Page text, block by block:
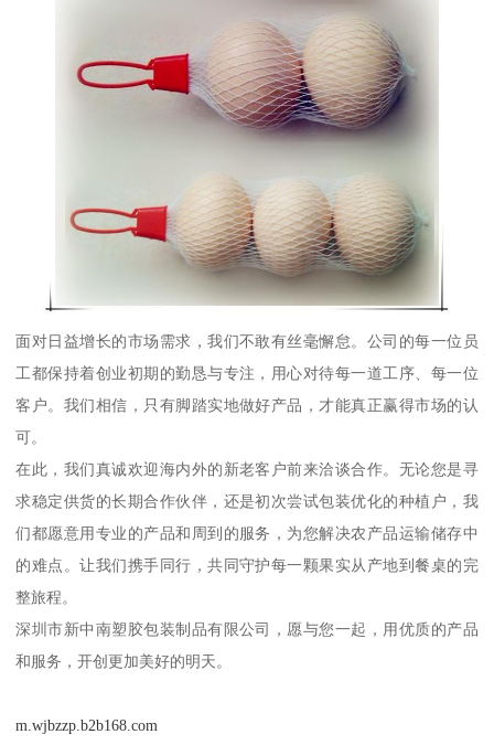
面对日益增长的市场需求，我们不敢有丝毫懈怠。公司的每一位员
工都保持着创业初期的勤恳与专注，用心对待每一道工序、每一位
客户。我们相信，只有脚踏实地做好产品，才能真正赢得市场的认
可。
在此，我们真诚欢迎海内外的新老客户前来洽谈合作。无论您是寻
求稳定供货的长期合作伙伴，还是初次尝试包装优化的种植户，我
们都愿意用专业的产品和周到的服务，为您解决农产品运输储存中
的难点。让我们携手同行，共同守护每一颗果实从产地到餐桌的完
整旅程。
深圳市新中南塑胶包装制品有限公司，愿与您一起，用优质的产品
和服务，开创更加美好的明天。
m.wjbzzp.b2b168.com